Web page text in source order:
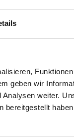
geben wir
weiter.